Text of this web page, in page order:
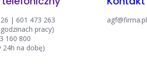
| 601 473 263
pracy)
160 800
24h na dobę)
agf@firma.pl